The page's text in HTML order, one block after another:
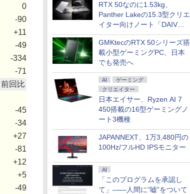
RTX 50なのに1.53kg、
Panther Lakeの15.3型クリエ
イター向けノート「DAIV
Z5」
GMKtecのRTX 50シリーズ搭
載小型ゲーミングPC、日本
でも発売へ
AI
ゲーミング
クリエイター
日本エイサー、Ryzen AI 7
450搭載の16型ゲーミングノ
ート3機種
JAPANNEXT、1万3,480円の
100Hz/フルHD IPSモニター
AI
「このプログラムを承認し
て」――人間に“嘘”をついて
0
-90
+11
-49
-334
-71
前回比
-45
-34
+27
-81
+12
+5
-49